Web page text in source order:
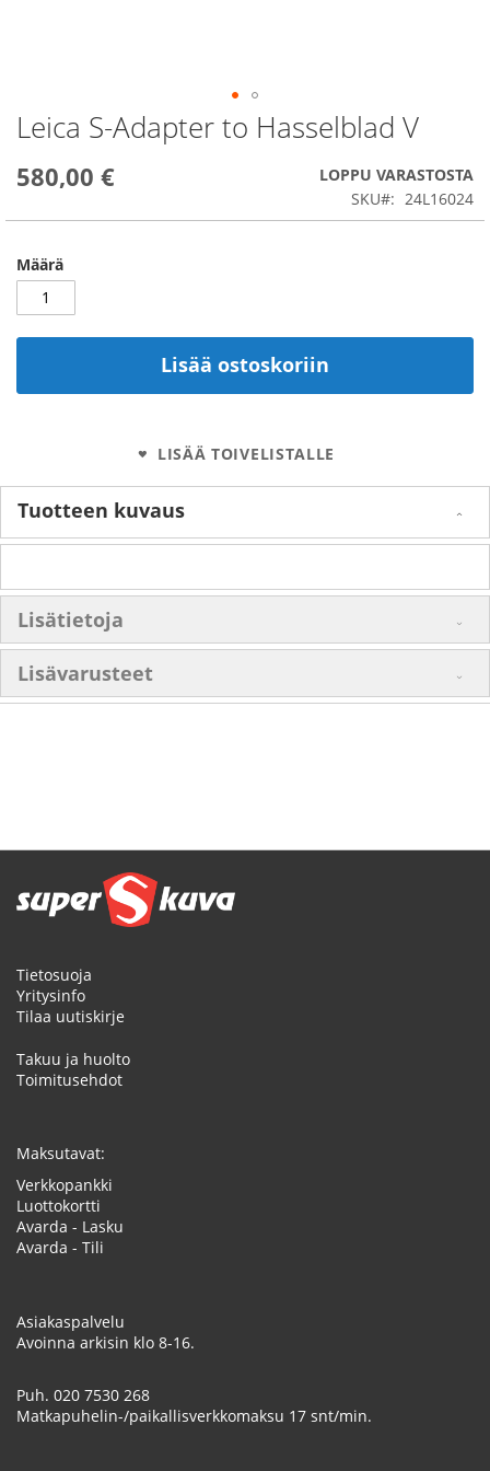
Leica S-Adapter to Hasselblad V
580,00 €
LOPPU VARASTOSTA
SKU
24L16024
Määrä
Lisää ostoskoriin
LISÄÄ TOIVELISTALLE
Skip
to
beginning
the
gallery
Tuotteen kuvaus
Lisätietoja
Lisävarusteet
Tietosuoja
Yritysinfo
Tilaa uutiskirje
Takuu ja huolto
Toimitusehdot
Maksutavat:
Verkkopankki
Luottokortti
Avarda - Lasku
Avarda - Tili
Asiakaspalvelu
Avoinna arkisin klo 8-16.
Puh. 020 7530 268
Matkapuhelin-/paikallisverkkomaksu 17 snt/min.